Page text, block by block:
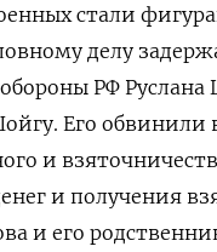
стали
делу
РФ
Его обвинили
и
и получения
и его